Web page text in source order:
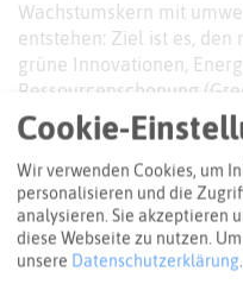
Wachstumskern mit
entstehen: Ziel ist es,
grüne Innovationen,
Ressourcenschonung
Produktion (Industrie 4.0)
als emissionsarmer
angrenzenden Natur- und
verträglich ist, und
einer klimaneutralen
Cookie-
Wir verwenden Cookies, um
personalisieren und die
analysieren. Sie akzeptieren
diese Webseite zu nutzen.
unsere Datenschutzerklärung.